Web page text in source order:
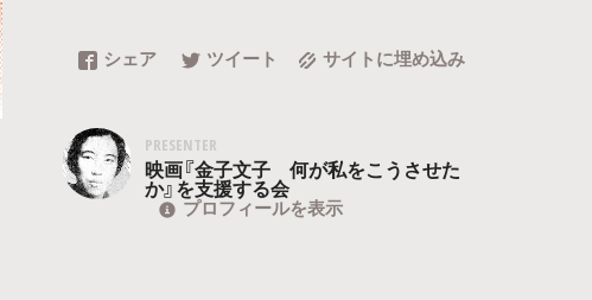
シェア ツイート サイトに埋め込み
PRESENTER
映画『金子文子 何が私をこうさせた
か』を支援する会
プロフィールを表示